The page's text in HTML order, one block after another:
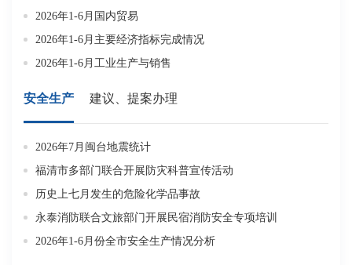
2026年1-6月国内贸易
2026年1-6月主要经济指标完成情况
2026年1-6月工业生产与销售
安全生产 建议、提案办理
2026年7月闽台地震统计
福清市多部门联合开展防灾科普宣传活动
历史上七月发生的危险化学品事故
永泰消防联合文旅部门开展民宿消防安全专项培训
2026年1-6月份全市安全生产情况分析